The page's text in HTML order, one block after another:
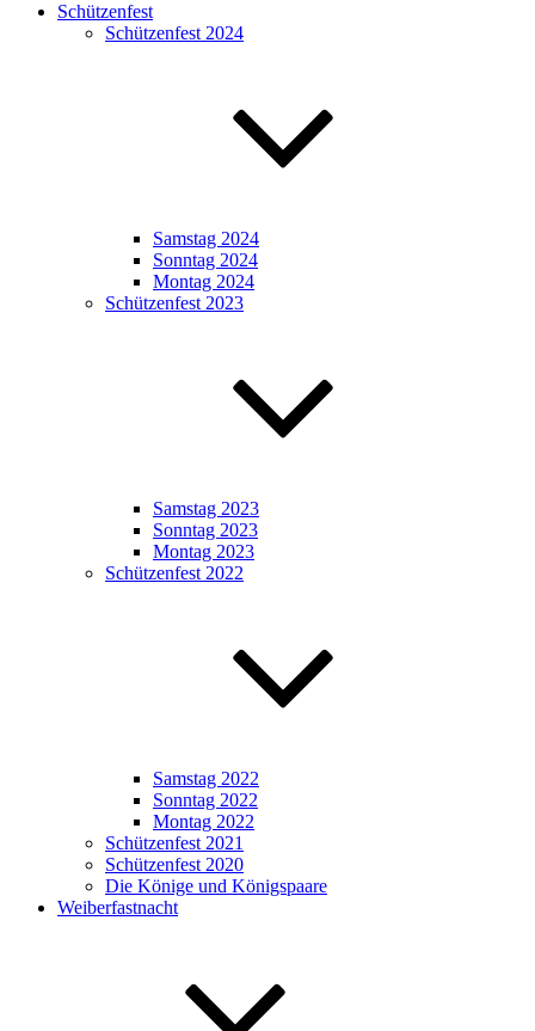
Schützenfest
Schützenfest 2024
Samstag 2024
Sonntag 2024
Montag 2024
Schützenfest 2023
Samstag 2023
Sonntag 2023
Montag 2023
Schützenfest 2022
Samstag 2022
Sonntag 2022
Montag 2022
Schützenfest 2021
Schützenfest 2020
Die Könige und Königspaare
Weiberfastnacht